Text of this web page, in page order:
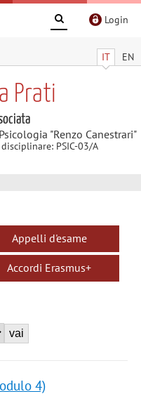
Login
IT EN
Prati
"Renzo Canestrari"
PSIC-03/A
Appelli d'esame
Accordi Erasmus+
4)